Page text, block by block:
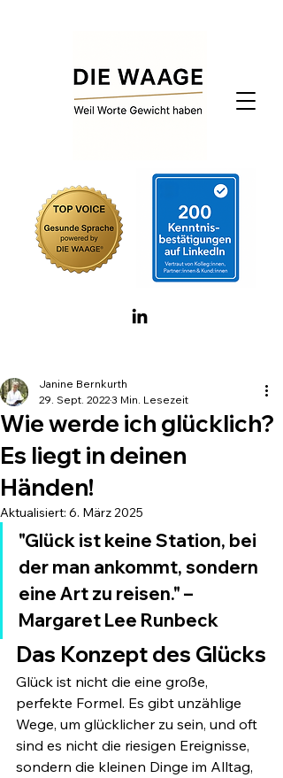
Wie werde ich glücklich?
Es liegt in deinen
Händen!
Janine Bernkurth
29. Sept. 20223 Min. Lesezeit
Aktualisiert: 6. März 2025
"Glück ist keine Station, bei
der man ankommt, sondern
eine Art zu reisen." –
Margaret Lee Runbeck
Das Konzept des Glücks
Glück ist nicht die eine große,
perfekte Formel. Es gibt unzählige
Wege, um glücklicher zu sein, und oft
sind es nicht die riesigen Ereignisse,
sondern die kleinen Dinge im Alltag,